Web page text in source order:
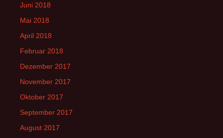
Juni 2018
Mai 2018
April 2018
Februar 2018
Dezember 2017
November 2017
Oktober 2017
September 2017
August 2017